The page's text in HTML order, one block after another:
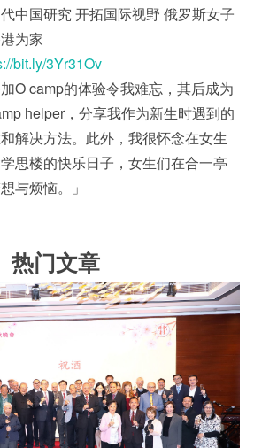
中国研究 开拓国际视野 俄罗斯女子
为家
bit.ly/3Yr31Ov
加O camp的体验令我难忘，其后成为
helper，分享我作为新生时遇到的
解决方法。此外，我很怀念在女生
思楼的快乐日子，女生们在合一亭
与烦恼。」
热门文章